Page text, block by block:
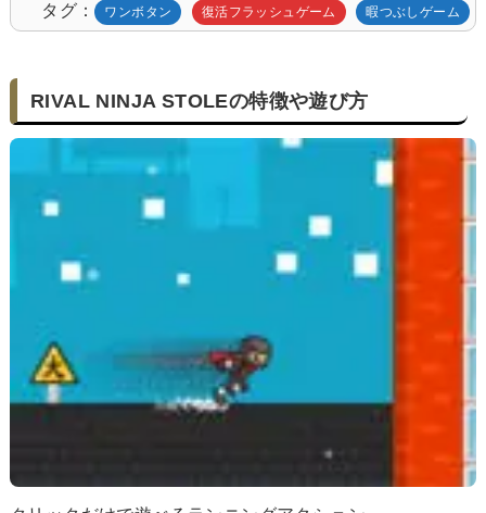
タグ ワンボタン 復活フラッシュゲーム 暇つぶしゲーム
RIVAL NINJA STOLEの特徴や遊び方